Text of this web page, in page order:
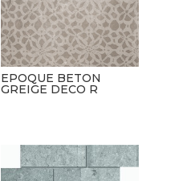
EPOQUE BETON
GREIGE DECO R